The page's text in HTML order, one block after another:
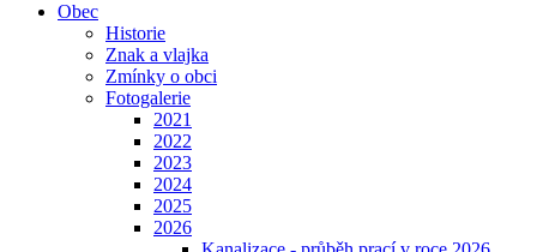
Obec
Historie
Znak a vlajka
Zmínky o obci
Fotogalerie
2021
2022
2023
2024
2025
2026